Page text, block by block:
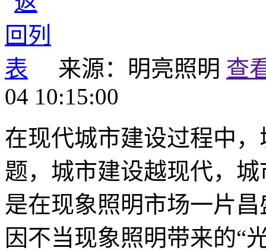
来源：明亮照明 查
04 10:15:00
在现代城市建设过程中
题，城市建设越现代，
是在现象照明市场一片
因不当现象照明带来的“